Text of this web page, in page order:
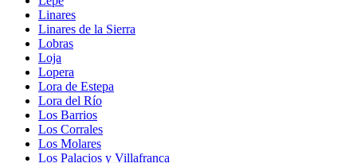
Linares
Linares de la Sierra
Lobras
Loja
Lopera
Lora de Estepa
Lora del Río
Los Barrios
Los Corrales
Los Molares
Los Palacios y Villafranca